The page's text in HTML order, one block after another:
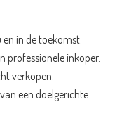
in de toekomst.
professionele inkoper.
verkopen.
een doelgerichte